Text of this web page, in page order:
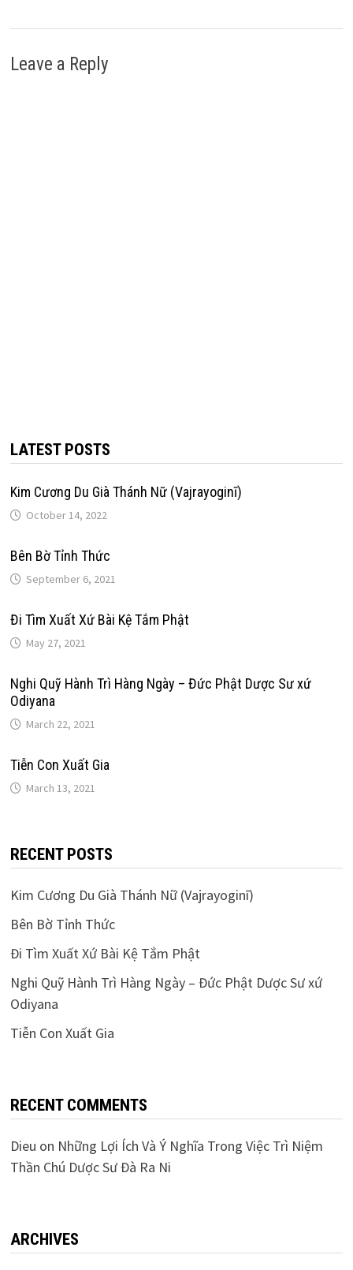
Leave a Reply
LATEST POSTS
Kim Cương Du Già Thánh Nữ (Vajrayoginī)
October 14, 2022
Bên Bờ Tỉnh Thức
September 6, 2021
Đi Tìm Xuất Xứ Bài Kệ Tắm Phật
May 27, 2021
Nghi Quỹ Hành Trì Hàng Ngày – Đức Phật Dược Sư xứ
Odiyana
March 22, 2021
Tiễn Con Xuất Gia
March 13, 2021
RECENT POSTS
Kim Cương Du Già Thánh Nữ (Vajrayoginī)
Bên Bờ Tỉnh Thức
Đi Tìm Xuất Xứ Bài Kệ Tắm Phật
Nghi Quỹ Hành Trì Hàng Ngày – Đức Phật Dược Sư xứ
Odiyana
Tiễn Con Xuất Gia
RECENT COMMENTS
Dieu on Những Lợi Ích Và Ý Nghĩa Trong Việc Trì Niệm
Thần Chú Dược Sư Đà Ra Ni
ARCHIVES